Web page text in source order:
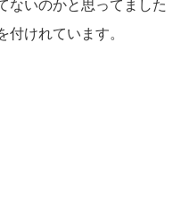
ないのかと思ってました
付けれています。